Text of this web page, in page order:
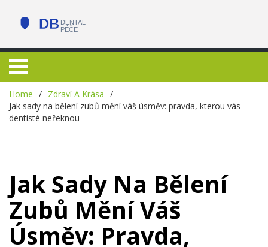
Home
Zdraví A Krása
Jak sady na bělení zubů mění váš úsměv: pravda, kterou vás
dentisté neřeknou
Jak Sady Na Bělení
Zubů Mění Váš
Úsměv: Pravda,